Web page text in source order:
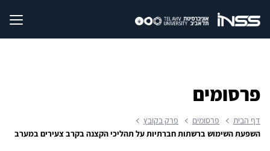
פרסומים
דף הבית פרסומים
פרק בקובץ
השפעת השימוש ברשתות חברתיות על תהליכי הקצנה בקרב צעירים במערב